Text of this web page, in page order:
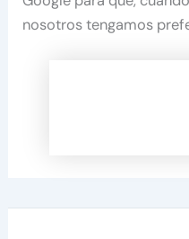
nosotros tengamos